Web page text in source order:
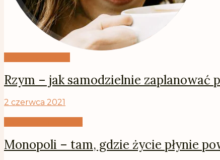
Rzym – jak samodzielnie zaplanować
2 czerwca 2021
Monopoli – tam, gdzie życie płynie